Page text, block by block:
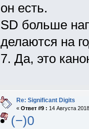
он есть.
SD больше
делаются на
7. Да, это
Re: Significant Digits
« Ответ #9 : 14 Августа
(−)0